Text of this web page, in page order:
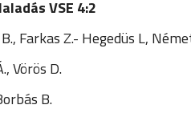
VSE 4:2
Farkas Z.- Hegedüs L,
Vörös D.
B.